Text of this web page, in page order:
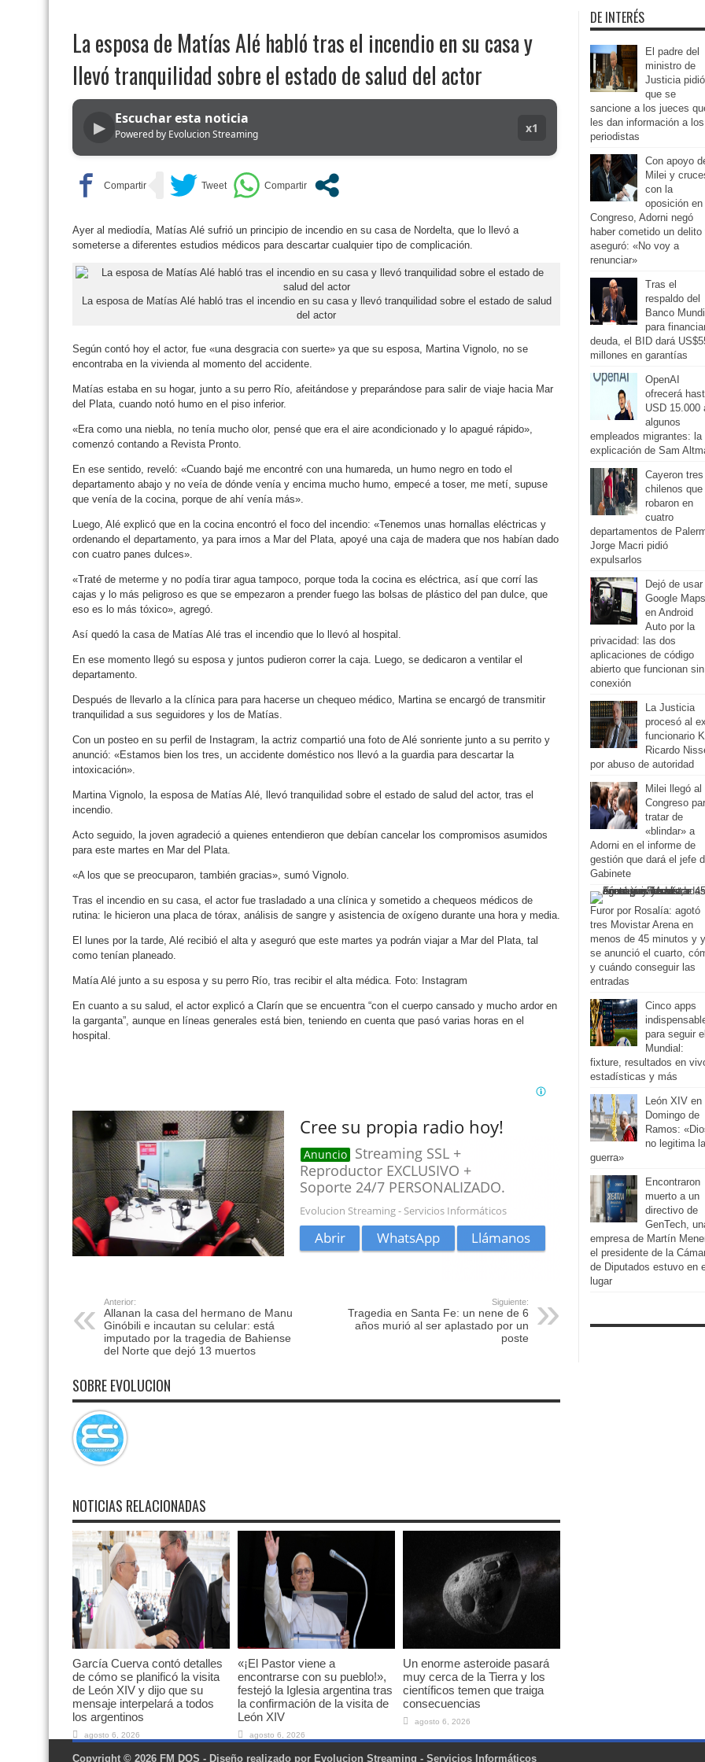
La esposa de Matías Alé habló tras el incendio en su casa y
llevó tranquilidad sobre el estado de salud del actor
▶
Escuchar esta noticia
Powered by Evolucion Streaming x1
Ayer al mediodía, Matías Alé sufrió un principio de incendio en su casa de Nordelta, que lo llevó a
someterse a diferentes estudios médicos para descartar cualquier tipo de complicación.
La esposa de Matías Alé habló tras el incendio en su casa y llevó tranquilidad sobre el estado de salud
del actor
Según contó hoy el actor, fue «una desgracia con suerte» ya que su esposa, Martina Vignolo, no se
encontraba en la vivienda al momento del accidente.
Matías estaba en su hogar, junto a su perro Río, afeitándose y preparándose para salir de viaje hacia Mar
del Plata, cuando notó humo en el piso inferior.
«Era como una niebla, no tenía mucho olor, pensé que era el aire acondicionado y lo apagué rápido»,
comenzó contando a Revista Pronto.
En ese sentido, reveló: «Cuando bajé me encontré con una humareda, un humo negro en todo el
departamento abajo y no veía de dónde venía y encima mucho humo, empecé a toser, me metí, supuse
que venía de la cocina, porque de ahí venía más».
Luego, Alé explicó que en la cocina encontró el foco del incendio: «Tenemos unas hornallas eléctricas y
ordenando el departamento, ya para irnos a Mar del Plata, apoyé una caja de madera que nos habían dado
con cuatro panes dulces».
«Traté de meterme y no podía tirar agua tampoco, porque toda la cocina es eléctrica, así que corrí las
cajas y lo más peligroso es que se empezaron a prender fuego las bolsas de plástico del pan dulce, que
eso es lo más tóxico», agregó.
Así quedó la casa de Matías Alé tras el incendio que lo llevó al hospital.
En ese momento llegó su esposa y juntos pudieron correr la caja. Luego, se dedicaron a ventilar el
departamento.
Después de llevarlo a la clínica para para hacerse un chequeo médico, Martina se encargó de transmitir
tranquilidad a sus seguidores y los de Matías.
Con un posteo en su perfil de Instagram, la actriz compartió una foto de Alé sonriente junto a su perrito y
anunció: «Estamos bien los tres, un accidente doméstico nos llevó a la guardia para descartar la
intoxicación».
Martina Vignolo, la esposa de Matías Alé, llevó tranquilidad sobre el estado de salud del actor, tras el
incendio.
Acto seguido, la joven agradeció a quienes entendieron que debían cancelar los compromisos asumidos
para este martes en Mar del Plata.
«A los que se preocuparon, también gracias», sumó Vignolo.
Tras el incendio en su casa, el actor fue trasladado a una clínica y sometido a chequeos médicos de
rutina: le hicieron una placa de tórax, análisis de sangre y asistencia de oxígeno durante una hora y media.
El lunes por la tarde, Alé recibió el alta y aseguró que este martes ya podrán viajar a Mar del Plata, tal
como tenían planeado.
Matía Alé junto a su esposa y su perro Río, tras recibir el alta médica. Foto: Instagram
En cuanto a su salud, el actor explicó a Clarín que se encuentra “con el cuerpo cansado y mucho ardor en
la garganta”, aunque en líneas generales está bien, teniendo en cuenta que pasó varias horas en el
hospital.
Anterior:
Allanan la casa del hermano de Manu
Ginóbili e incautan su celular: está
imputado por la tragedia de Bahiense
del Norte que dejó 13 muertos
Siguiente:
Tragedia en Santa Fe: un nene de 6
años murió al ser aplastado por un
poste
SOBRE EVOLUCION
NOTICIAS RELACIONADAS
García Cuerva contó detalles
de cómo se planificó la visita
de León XIV y dijo que su
mensaje interpelará a todos
los argentinos
agosto 6, 2026
«¡El Pastor viene a
encontrarse con su pueblo!»,
festejó la Iglesia argentina tras
la confirmación de la visita de
León XIV
agosto 6, 2026
Un enorme asteroide pasará
muy cerca de la Tierra y los
científicos temen que traiga
consecuencias
agosto 6, 2026
DE INTERÉS
El padre del
ministro de
Justicia pidió
que se
sancione a los jueces
les dan información a los
periodistas
Con apoyo
Milei y
con la
oposición en
Congreso, Adorni negó
haber cometido un delito
aseguró: «No voy a
renunciar»
Tras el
respaldo del
Banco
para
deuda, el BID dará
millones en garantías
OpenAI
ofrecerá
USD 15.000
algunos
empleados migrantes: la
explicación de Sam
Cayeron tres
chilenos que
robaron en
cuatro
departamentos de
Jorge Macri pidió
expulsarlos
Dejó de usar
Google Maps
en Android
Auto por la
privacidad: las dos
aplicaciones de código
abierto que funcionan sin
conexión
La Justicia
procesó al ex
funcionario K
Ricardo
por abuso de autoridad
Milei llegó al
Congreso
tratar de
«blindar» a
Adorni en el informe de
gestión que dará el jefe
Gabinete
Furor por Rosalía: agotó
tres Movistar Arena en
menos de 45 minutos y
se anunció el cuarto,
y cuándo conseguir las
entradas
Cinco apps
para seguir el
Mundial:
fixture, resultados en
estadísticas y más
León XIV en
Domingo de
Ramos:
no legitima la
guerra»
Encontraron
muerto a un
directivo de
GenTech,
empresa de Martín
el presidente de la
de Diputados estuvo en
lugar
Copyright © 2026 FM DOS - Diseño realizado por Evolucion Streaming - Servicios Informáticos